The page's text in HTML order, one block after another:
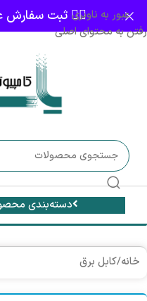
عبور به ناوبری
رفتن به محتوای اصلی
👈🏻 ثبت سفارش
دسته‌بندی
خانه/کابل برق